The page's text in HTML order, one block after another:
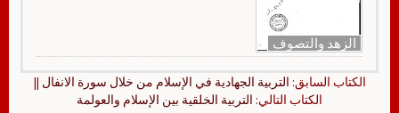
الزهد والتصوف
الكتاب السابق: التربية الجهادية في الإسلام من خلال سورة الانفال ||
الكتاب التالي: التربية الخلقية بين الإسلام والعولمة